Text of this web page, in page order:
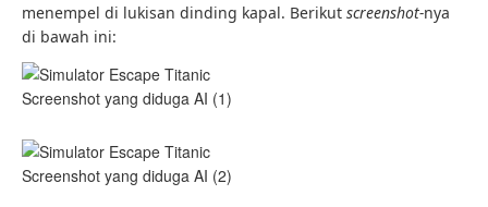
menempel di lukisan dinding kapal. Berikut screenshot-nya
di bawah ini:
Screenshot yang diduga AI (1)
Screenshot yang diduga AI (2)